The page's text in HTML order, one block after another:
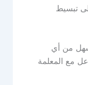
تبسيط
من أي
مع المعلمة